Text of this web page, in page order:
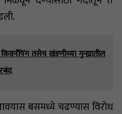
तसेच खंडणीच्या गुन्ह्यातील
बसमध्ये चढण्यास विरोध